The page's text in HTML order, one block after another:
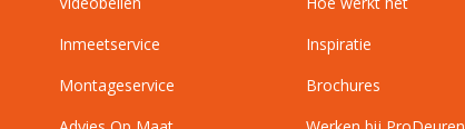
Inmeetservice
Montageservice
Inspiratie
Brochures